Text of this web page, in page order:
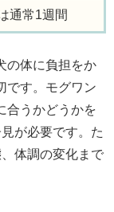
通常1週間
の体に負担をか
です。モグワン
合うかどうかを
が必要です。た
体調の変化まで